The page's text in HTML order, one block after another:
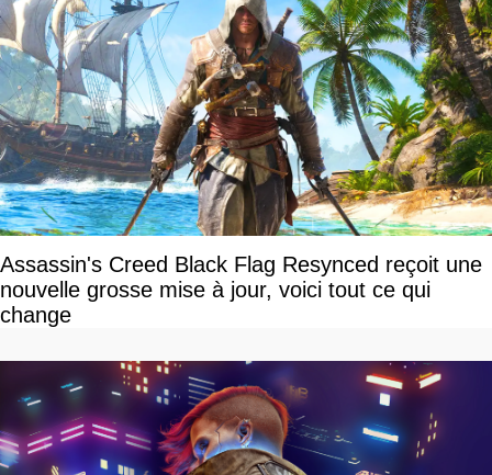
Assassin's Creed Black Flag Resynced reçoit une
nouvelle grosse mise à jour, voici tout ce qui
change